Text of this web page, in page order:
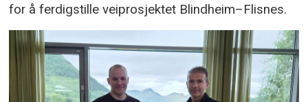
for å ferdigstille veiprosjektet Blindheim–Flisnes.